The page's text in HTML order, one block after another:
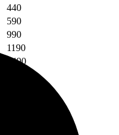
440
590
990
1190
1490